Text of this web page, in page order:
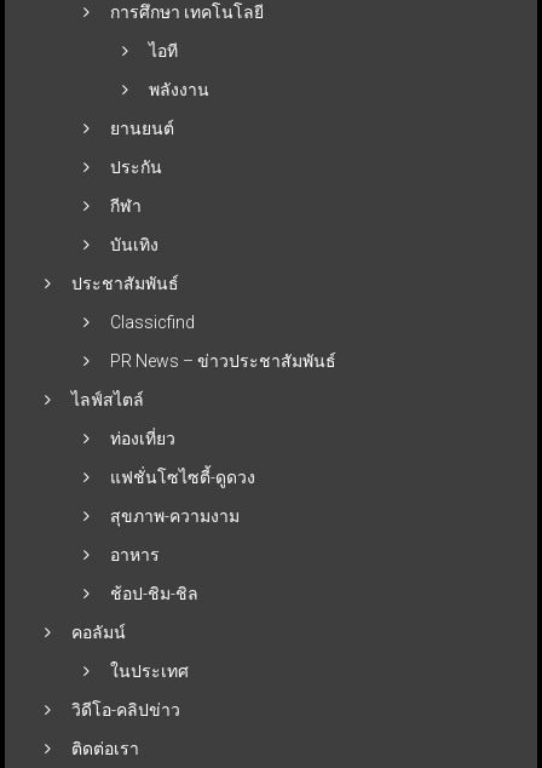
การศึกษา เทคโนโลยี
ไอที
พลังงาน
ยานยนต์
ประกัน
กีฬา
บันเทิง
ประชาสัมพันธ์
Classicfind
PR News – ข่าวประชาสัมพันธ์
ไลฟ์สไตล์
ท่องเที่ยว
แฟชั่นโซไซตี้-ดูดวง
สุขภาพ-ความงาม
อาหาร
ช้อป-ชิม-ชิล
คอลัมน์
ในประเทศ
วิดีโอ-คลิปข่าว
ติดต่อเรา